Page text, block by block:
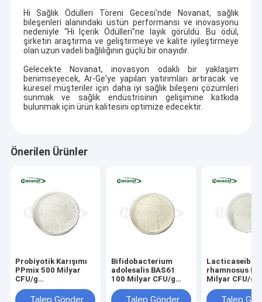
Hi Sağlık Ödülleri Töreni Gecesi'nde Novanat, sağlık
bileşenleri alanındaki üstün performansı ve inovasyonu
nedeniyle “Hi İçerik Ödülleri”ne layık görüldü. Bu ödül,
şirketin araştırma ve geliştirmeye ve kalite iyileştirmeye
olan uzun vadeli bağlılığının güçlü bir onayıdır.
Gelecekte Novanat, inovasyon odaklı bir yaklaşım
benimseyecek, Ar-Ge'ye yapılan yatırımları artıracak ve
küresel müşteriler için daha iyi sağlık bileşeni çözümleri
sunmak ve sağlık endüstrisinin gelişimine katkıda
bulunmak için ürün kalitesini optimize edecektir.
Önerilen Ürünler
Probiyotik Karışımı
PPmix 500 Milyar
CFU/g
Vegan/Alerjensiz/Glutensiz/Süt
Ürünleri İçermeyen
Bifidobacterium
adolesalis BAS61
100 Milyar CFU/g
Vegan/Alerjensiz/Glütensiz/Süt
Ürünleri İçermez
rhamnosus
Milyar CFU/g
Vegan/
Ürünleri